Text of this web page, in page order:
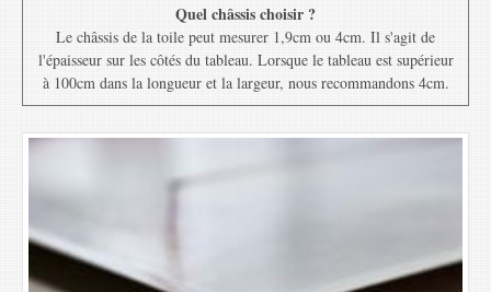
Quel châssis choisir ?
Le châssis de la toile peut mesurer 1,9cm ou 4cm. Il s'agit de
l'épaisseur sur les côtés du tableau. Lorsque le tableau est supérieur
à 100cm dans la longueur et la largeur, nous recommandons 4cm.